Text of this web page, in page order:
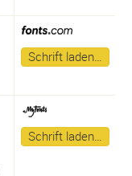
Schrift laden…
Schrift laden…